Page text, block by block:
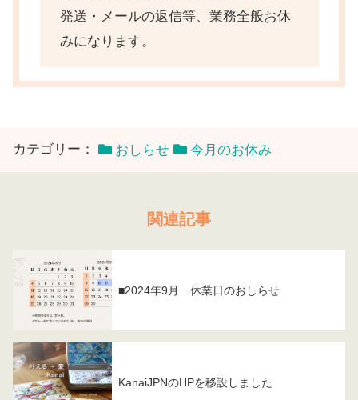
発送・メールの返信等、業務全般お休
みになります。
カテゴリー： おしらせ 今月のお休み
関連記事
■2024年9月 休業日のおしらせ
KanaiJPNのHPを移設しました